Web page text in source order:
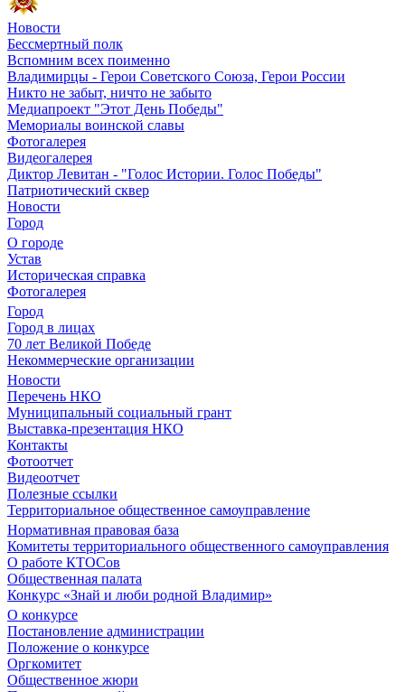
Новости
Бессмертный полк
Вспомним всех поименно
Владимирцы - Герои Советского Союза, Герои России
Никто не забыт, ничто не забыто
Медиапроект "Этот День Победы"
Мемориалы воинской славы
Фотогалерея
Видеогалерея
Диктор Левитан - "Голос Истории. Голос Победы"
Патриотический сквер
Новости
Город
О городе
Устав
Историческая справка
Фотогалерея
Город
Город в лицах
70 лет Великой Победе
Некоммерческие организации
Новости
Перечень НКО
Муниципальный социальный грант
Выставка-презентация НКО
Контакты
Фотоотчет
Видеоотчет
Полезные ссылки
Территориальное общественное самоуправление
Нормативная правовая база
Комитеты территориального общественного самоуправления
О работе КТОСов
Общественная палата
Конкурс «Знай и люби родной Владимир»
О конкурсе
Постановление администрации
Положение о конкурсе
Оргкомитет
Общественное жюри